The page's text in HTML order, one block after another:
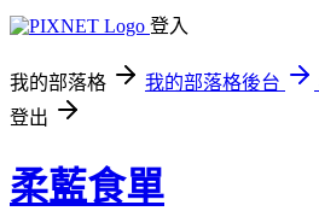
登入
我的部落格 我的部落格後台
登出
柔藍食單